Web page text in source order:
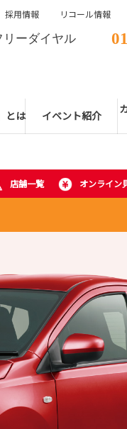
リーダイヤル
とは イベント紹介
採用情報 リコール情報
店舗一覧 オンライン